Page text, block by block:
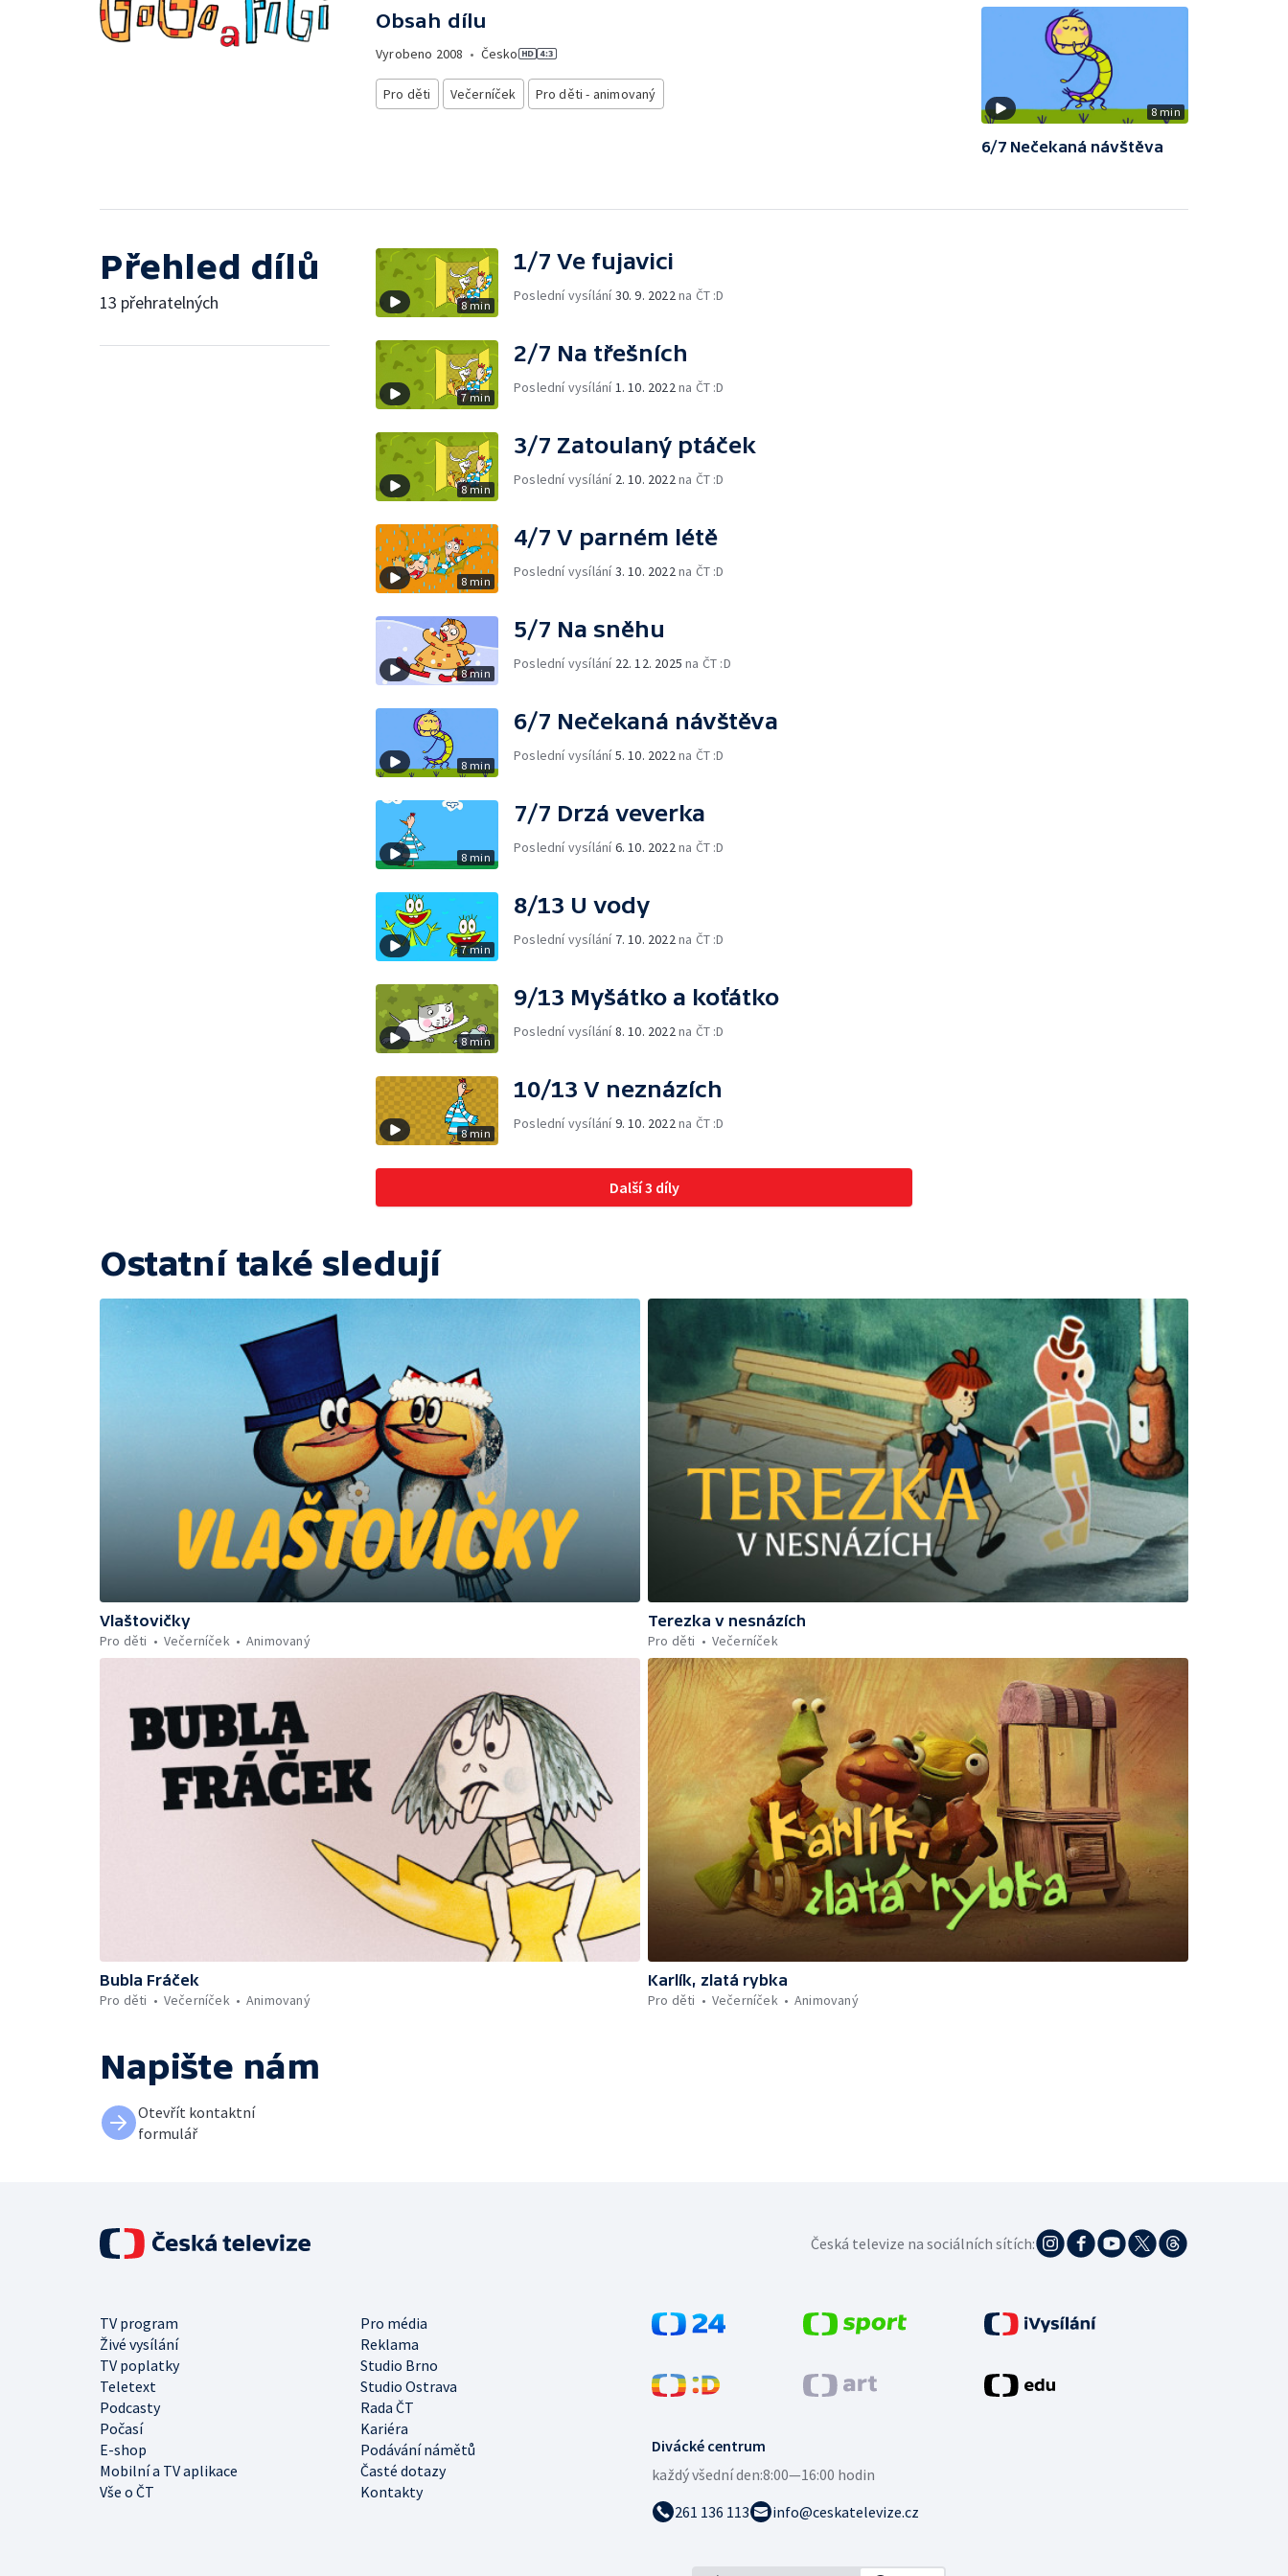
Obsah dílu
Vyrobeno 2008 • Česko
Pro děti Večerníček Pro děti - animovaný
8 min
6/7 Nečekaná návštěva
Přehled dílů
13 přehratelných 8 min
1/7 Ve fujavici
Poslední vysílání30. 9. 2022 na ČT :D
7 min
2/7 Na třešních
Poslední vysílání 1. 10. 2022 na ČT :D
8 min
3/7 Zatoulaný ptáček
Poslední vysílání 2. 10. 2022 na ČT :D
8 min
4/7 V parném létě
Poslední vysílání3. 10. 2022 na ČT :D
8 min
5/7 Na sněhu
Poslední vysílání 22. 12. 2025 na ČT :D
8 min
6/7 Nečekaná návštěva
Poslední vysílání5. 10. 2022 na ČT :D
8 min
7/7 Drzá veverka
Poslední vysílání6. 10. 2022 na ČT :D
7 min
8/13 U vody
Poslední vysílání 7. 10. 2022 na ČT :D
8 min
9/13 Myšátko a koťátko
Poslední vysílání8. 10. 2022 na ČT :D
8 min
10/13 V neznázích
Poslední vysílání9. 10. 2022 na ČT :D
Další 3 díly
Ostatní také sledují
Vlaštovičky
Pro děti
Večerníček Animovaný
Terezka v nesnázích
Pro děti
Večerníček
Bubla Fráček
Pro děti
Večerníček Animovaný
Karlík, zlatá rybka
Pro děti
Večerníček Animovaný
Napište nám
Otevřít kontaktní
formulář
Divácké centrum
každý všední den:8:00—16:00 hodin
261 136 113
info@ceskatelevize.cz
TV program
Pro média
Živé vysílání
Reklama
TV poplatky
Studio Brno
Teletext
Studio Ostrava
Podcasty
Rada ČT
Počasí
Kariéra
E-shop
Podávání námětů
Mobilní a TV aplikace
Časté dotazy
Vše o ČT
Kontakty
Česká televize na sociálních sítích: